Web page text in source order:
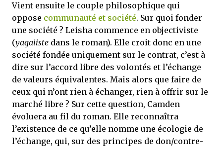
Vient ensuite le couple philosophique qui
oppose communauté et société. Sur quoi fonder
une société ? Leisha commence en objectiviste
(yagaiiste dans le roman). Elle croit donc en une
société fondée uniquement sur le contrat, c’est à
dire sur l’accord libre des volontés et l’échange
de valeurs équivalentes. Mais alors que faire de
ceux qui n’ont rien à échanger, rien à offrir sur le
marché libre ? Sur cette question, Camden
évoluera au fil du roman. Elle reconnaîtra
l’existence de ce qu’elle nomme une écologie de
l’échange, qui, sur des principes de don/contre-